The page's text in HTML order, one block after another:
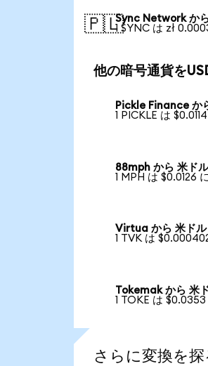
🇵🇱Sync Network か
1 SYNC は zł
他の暗号通貨を
Pickle Finance か
1 PICKLE は
88mph から 米ド
1 MPH は $0.0126
Virtua から 米ドル
1 TVK は
Tokemak から 米
1 TOKE は $0.0353
さらに変換を探